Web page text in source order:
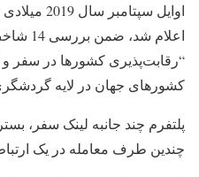
اوایل
اعلام
“رقابت‌پذیری کشورها در سفر
کشورهای جهان در لایه گردشگری دارای
پلتفرم چند جانبه لینک سفر،
چندین طرف معامله در یک